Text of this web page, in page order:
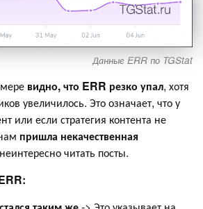
Данные ERR по TGStat
видно, что ERR резко упал, хотя
увеличилось. Это означает, что у
или если стратегия контента не
пришла некачественная
читать посты.